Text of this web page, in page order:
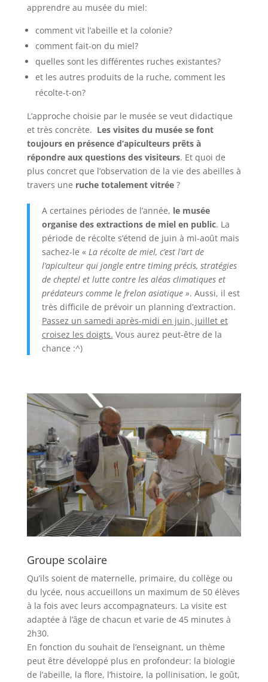
apprendre au musée du miel:
comment vit l’abeille et la colonie?
comment fait-on du miel?
quelles sont les différentes ruches existantes?
et les autres produits de la ruche, comment les
récolte-t-on?
L’approche choisie par le musée se veut didactique
et très concrète. Les visites du musée se font
toujours en présence d’apiculteurs prêts à
répondre aux questions des visiteurs. Et quoi de
plus concret que l’observation de la vie des abeilles à
travers une ruche totalement vitrée ?
A certaines périodes de l’année, le musée
organise des extractions de miel en public. La
période de récolte s’étend de juin à mi-août mais
sachez-le « La récolte de miel, c’est l’art de
l’apiculteur qui jongle entre timing précis, stratégies
de cheptel et lutte contre les aléas climatiques et
prédateurs comme le frelon asiatique ». Aussi, il est
très difficile de prévoir un planning d’extraction.
Passez un samedi après-midi en juin, juillet et
croisez les doigts. Vous aurez peut-être de la
chance :^)
Groupe scolaire
Qu’ils soient de maternelle, primaire, du collège ou
du lycée, nous accueillons un maximum de 50 élèves
à la fois avec leurs accompagnateurs. La visite est
adaptée à l’âge de chacun et varie de 45 minutes à
2h30.
En fonction du souhait de l’enseignant, un thème
peut être développé plus en profondeur: la biologie
de l’abeille, la flore, l’histoire, la pollinisation, le goût,